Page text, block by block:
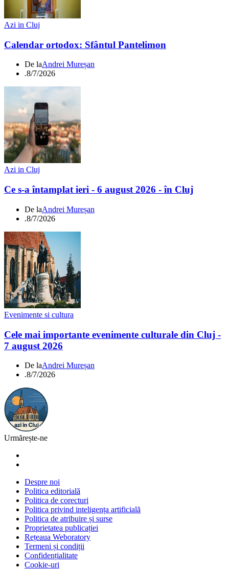
Azi in Cluj
Calendar ortodox: Sfântul Pantelimon
De laAndrei Mureșan
.8/7/2026
Azi in Cluj
Ce s-a întamplat ieri - 6 august 2026 - în Cluj
De laAndrei Mureșan
.8/7/2026
Evenimente si cultura
Cele mai importante evenimente culturale din Cluj -
7 august 2026
De laAndrei Mureșan
.8/7/2026
Urmărește-ne
Despre noi
Politica editorială
Politica de corecturi
Politica privind inteligența artificială
Politica de atribuire și surse
Proprietatea publicației
Rețeaua Weboratory
Termeni și condiții
Confidențialitate
Cookie-uri